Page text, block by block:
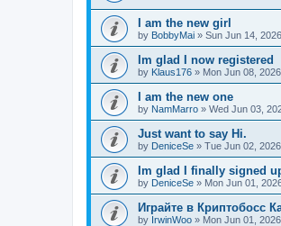
I am the new girl
by BobbyMai » Sun Jun 14,
Im glad I now registered
by Klaus176 » Mon Jun 08,
I am the new one
by NamMarro » Wed Jun 03,
Just want to say Hi.
by DeniceSe » Tue Jun 02,
Im glad I finally signed
by DeniceSe » Mon Jun 01,
Играйте в Криптобосс
by IrwinWoo » Mon Jun 01,